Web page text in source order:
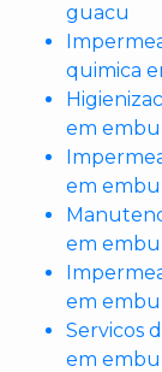
guacu
quimica
em
em
em
em
Servicos
em